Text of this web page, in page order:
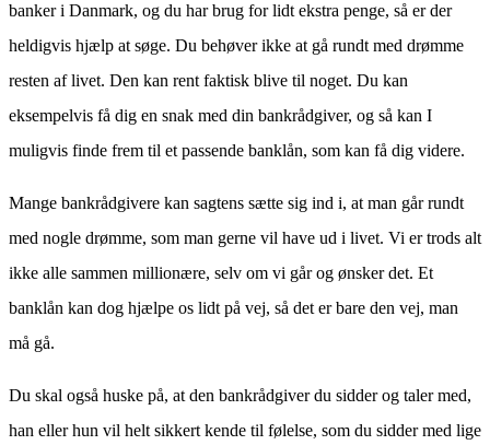
banker i Danmark, og du har brug for lidt ekstra penge, så er der
heldigvis hjælp at søge. Du behøver ikke at gå rundt med drømme
resten af livet. Den kan rent faktisk blive til noget. Du kan
eksempelvis få dig en snak med din bankrådgiver, og så kan I
muligvis finde frem til et passende banklån, som kan få dig videre.
Mange bankrådgivere kan sagtens sætte sig ind i, at man går rundt
med nogle drømme, som man gerne vil have ud i livet. Vi er trods alt
ikke alle sammen millionære, selv om vi går og ønsker det. Et
banklån kan dog hjælpe os lidt på vej, så det er bare den vej, man
må gå.
Du skal også huske på, at den bankrådgiver du sidder og taler med,
han eller hun vil helt sikkert kende til følelse, som du sidder med lige